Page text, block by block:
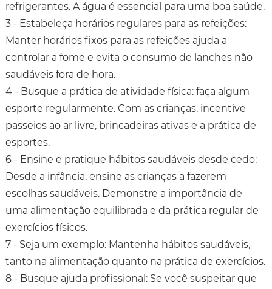
refrigerantes. A água é essencial para uma boa saúde.
3 - Estabeleça horários regulares para as refeições:
Manter horários fixos para as refeições ajuda a
controlar a fome e evita o consumo de lanches não
saudáveis fora de hora.
4 - Busque a prática de atividade física: faça algum
esporte regularmente. Com as crianças, incentive
passeios ao ar livre, brincadeiras ativas e a prática de
esportes.
6 - Ensine e pratique hábitos saudáveis desde cedo:
Desde a infância, ensine as crianças a fazerem
escolhas saudáveis. Demonstre a importância de
uma alimentação equilibrada e da prática regular de
exercícios físicos.
7 - Seja um exemplo: Mantenha hábitos saudáveis,
tanto na alimentação quanto na prática de exercícios.
8 - Busque ajuda profissional: Se você suspeitar que